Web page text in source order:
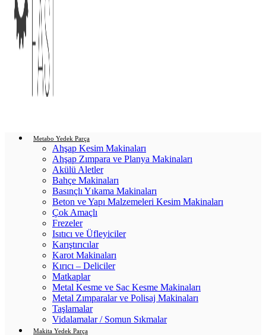
Metabo Yedek Parça
Ahşap Kesim Makinaları
Ahşap Zımpara ve Planya Makinaları
Akülü Aletler
Bahçe Makinaları
Basınçlı Yıkama Makinaları
Beton ve Yapı Malzemeleri Kesim Makinaları
Çok Amaçlı
Frezeler
Isıtıcı ve Üfleyiciler
Karıştırıcılar
Karot Makinaları
Kırıcı – Deliciler
Matkaplar
Metal Kesme ve Sac Kesme Makinaları
Metal Zımparalar ve Polisaj Makinaları
Taşlamalar
Vidalamalar / Somun Sıkmalar
Makita Yedek Parça